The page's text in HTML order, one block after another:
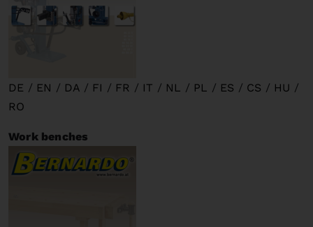
DE / EN / DA / FI / FR / IT / NL / PL / ES / CS / HU /
RO
Work benches